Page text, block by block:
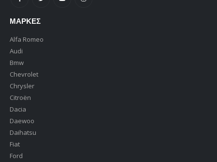
ΜΆΡΚΕΣ
Alfa Romeo
Audi
Bmw
Chevrolet
Chrysler
Citroën
Dacia
Daewoo
Daihatsu
Fiat
Ford